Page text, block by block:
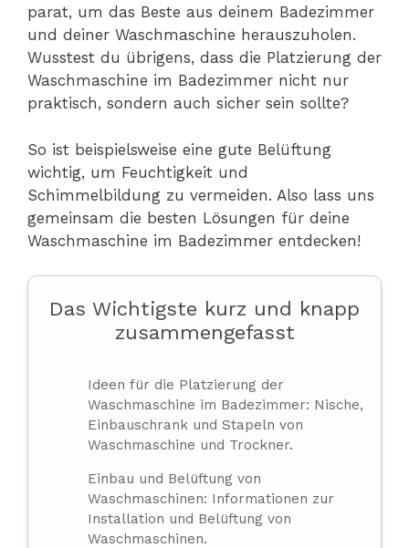
parat, um das Beste aus deinem Badezimmer
und deiner Waschmaschine herauszuholen.
Wusstest du übrigens, dass die Platzierung der
Waschmaschine im Badezimmer nicht nur
praktisch, sondern auch sicher sein sollte?
So ist beispielsweise eine gute Belüftung
wichtig, um Feuchtigkeit und
Schimmelbildung zu vermeiden. Also lass uns
gemeinsam die besten Lösungen für deine
Waschmaschine im Badezimmer entdecken!
Das Wichtigste kurz und knapp
zusammengefasst
Ideen für die Platzierung der
Waschmaschine im Badezimmer: Nische,
Einbauschrank und Stapeln von
Waschmaschine und Trockner.
Einbau und Belüftung von
Waschmaschinen: Informationen zur
Installation und Belüftung von
Waschmaschinen.